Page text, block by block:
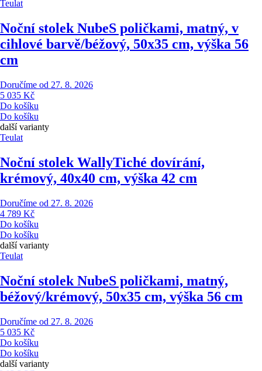
Teulat
Noční stolek NubeS poličkami, matný, v
cihlové barvě/béžový, 50x35 cm, výška 56
cm
Doručíme od 27. 8. 2026
5 035 Kč
Do košíku
Do košíku
další varianty
Teulat
Noční stolek WallyTiché dovírání,
krémový, 40x40 cm, výška 42 cm
Doručíme od 27. 8. 2026
4 789 Kč
Do košíku
Do košíku
další varianty
Teulat
Noční stolek NubeS poličkami, matný,
béžový/krémový, 50x35 cm, výška 56 cm
Doručíme od 27. 8. 2026
5 035 Kč
Do košíku
Do košíku
další varianty